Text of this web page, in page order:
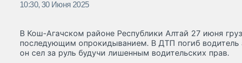
10:30, 30 Июня 2025
В Кош-Агачском районе Республики Алтай 27 июня
последующим опрокидыванием. В ДТП погиб водитель
он сел за руль будучи лишенным водительских прав.